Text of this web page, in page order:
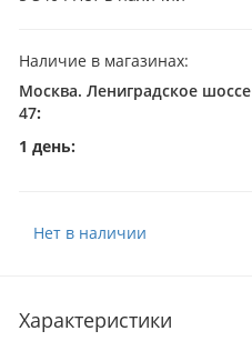
Наличие в магазинах:
Москва. Лениградское шоссе
47:
1 день:
Нет в наличии
Характеристики